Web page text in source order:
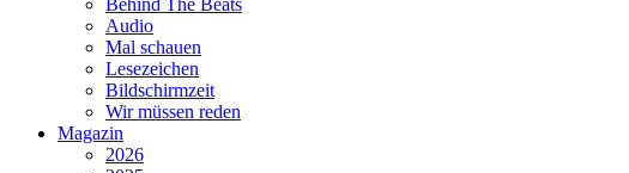
Behind The Beats
Audio
Mal schauen
Lesezeichen
Bildschirmzeit
Wir müssen reden
Magazin
2026